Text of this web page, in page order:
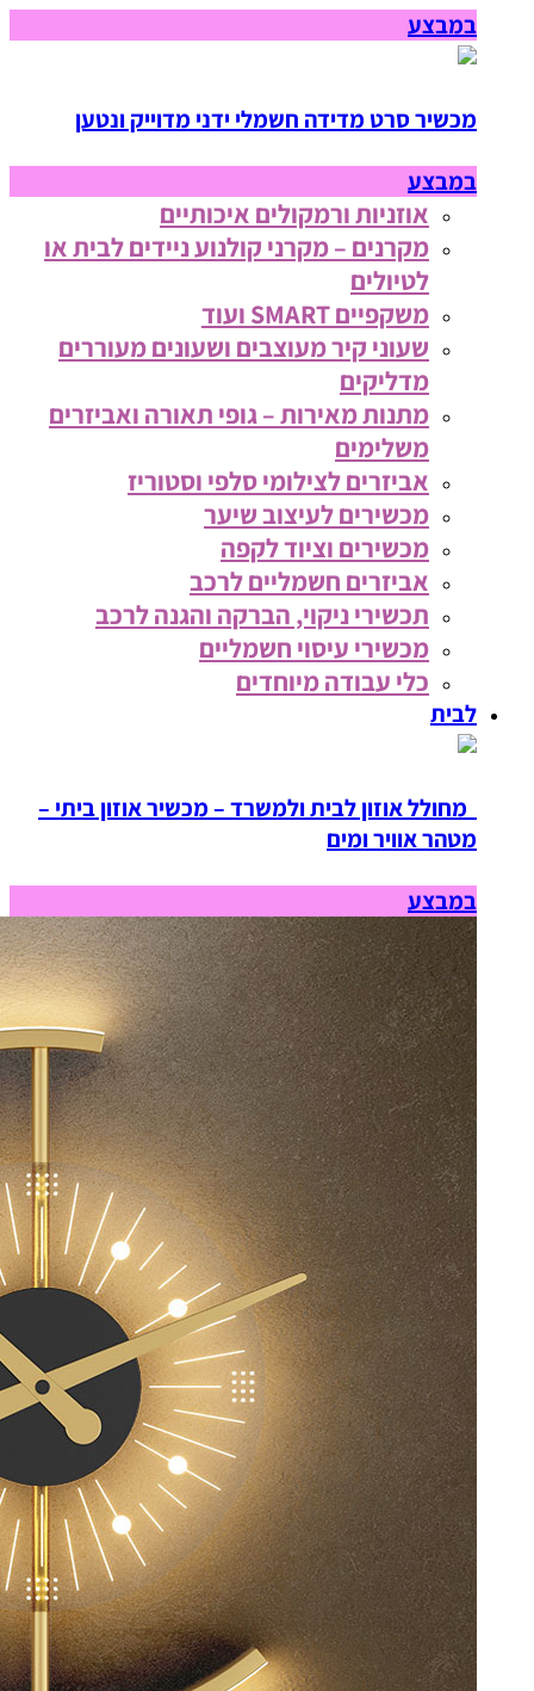
במבצע
מכשיר סרט מדידה חשמלי ידני מדוייק ונטען
במבצע
אוזניות ורמקולים איכותיים
מקרנים – מקרני קולנוע ניידים לבית או
לטיולים
משקפיים SMART ועוד
שעוני קיר מעוצבים ושעונים מעוררים
מדליקים
מתנות מאירות – גופי תאורה ואביזרים
משלימים
אביזרים לצילומי סלפי וסטוריז
מכשירים לעיצוב שיער
מכשירים וציוד לקפה
אביזרים חשמליים לרכב
תכשירי ניקוי, הברקה והגנה לרכב
מכשירי עיסוי חשמליים
כלי עבודה מיוחדים
לבית
מחולל אוזון לבית ולמשרד – מכשיר אוזון ביתי –
מטהר אוויר ומים
במבצע